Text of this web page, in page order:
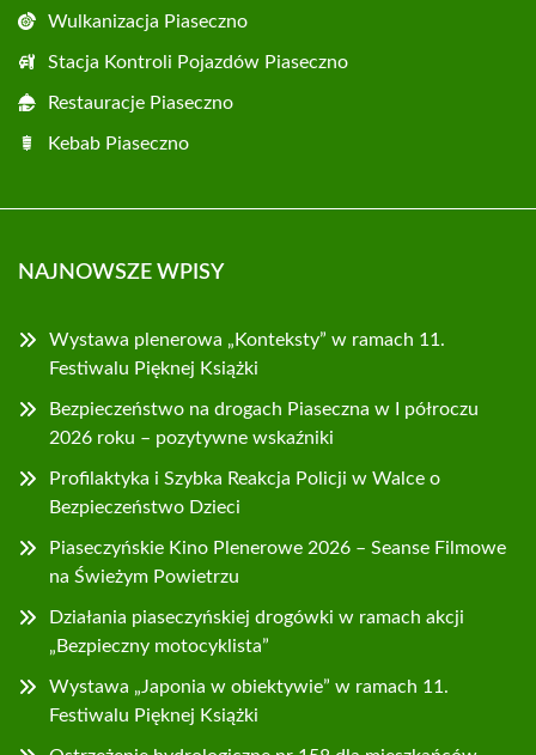
Wulkanizacja Piaseczno
Stacja Kontroli Pojazdów Piaseczno
Restauracje Piaseczno
Kebab Piaseczno
NAJNOWSZE WPISY
Wystawa plenerowa „Konteksty” w ramach 11.
Festiwalu Pięknej Książki
Bezpieczeństwo na drogach Piaseczna w I półroczu
2026 roku – pozytywne wskaźniki
Profilaktyka i Szybka Reakcja Policji w Walce o
Bezpieczeństwo Dzieci
Piaseczyńskie Kino Plenerowe 2026 – Seanse Filmowe
na Świeżym Powietrzu
Działania piaseczyńskiej drogówki w ramach akcji
„Bezpieczny motocyklista”
Wystawa „Japonia w obiektywie” w ramach 11.
Festiwalu Pięknej Książki